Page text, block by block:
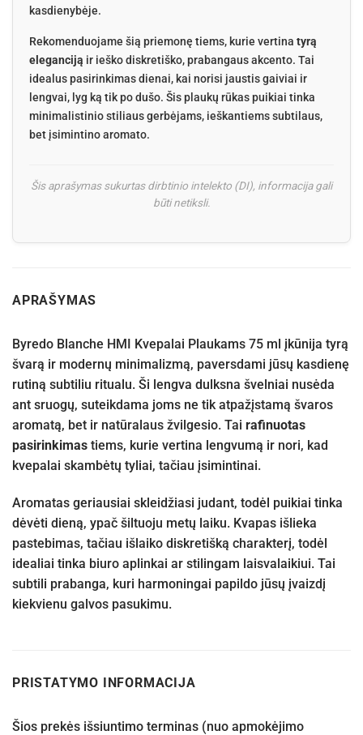
kasdienybėje.
Rekomenduojame šią priemonę tiems, kurie vertina tyrą
eleganciją ir ieško diskretiško, prabangaus akcento. Tai
idealus pasirinkimas dienai, kai norisi jaustis gaiviai ir
lengvai, lyg ką tik po dušo. Šis plaukų rūkas puikiai tinka
minimalistinio stiliaus gerbėjams, ieškantiems subtilaus,
bet įsimintino aromato.
Šis aprašymas sukurtas dirbtinio intelekto (DI), informacija gali
būti netiksli.
APRAŠYMAS
Byredo Blanche HMI Kvepalai Plaukams 75 ml įkūnija tyrą
švarą ir modernų minimalizmą, paversdami jūsų kasdienę
rutiną subtiliu ritualu. Ši lengva dulksna švelniai nusėda
ant sruogų, suteikdama joms ne tik atpažįstamą švaros
aromatą, bet ir natūralaus žvilgesio. Tai rafinuotas
pasirinkimas tiems, kurie vertina lengvumą ir nori, kad
kvepalai skambėtų tyliai, tačiau įsimintinai.
Aromatas geriausiai skleidžiasi judant, todėl puikiai tinka
dėvėti dieną, ypač šiltuoju metų laiku. Kvapas išlieka
pastebimas, tačiau išlaiko diskretišką charakterį, todėl
idealiai tinka biuro aplinkai ar stilingam laisvalaikiui. Tai
subtili prabanga, kuri harmoningai papildo jūsų įvaizdį
kiekvienu galvos pasukimu.
PRISTATYMO INFORMACIJA
Šios prekės išsiuntimo terminas (nuo apmokėjimo